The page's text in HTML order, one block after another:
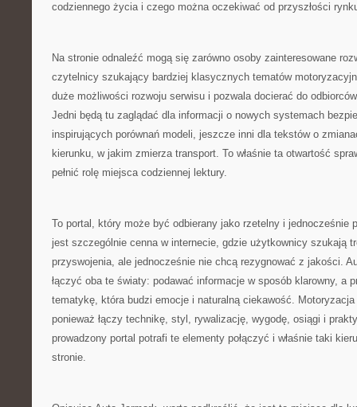
codziennego życia i czego można oczekiwać od przyszłości
Na stronie odnaleźć mogą się zarówno osoby zainteresowane
czytelnicy szukający bardziej klasycznych tematów
duże możliwości rozwoju serwisu i pozwala docierać do
Jedni będą tu zaglądać dla informacji o nowych systemach
inspirujących porównań modeli, jeszcze inni dla tekstów o
kierunku, w jakim zmierza transport. To właśnie ta otwartość
pełnić rolę miejsca codziennej lektury.
To portal, który może być odbierany jako rzetelny i jednocześnie
jest szczególnie cenna w internecie, gdzie użytkownicy szukają
przyswojenia, ale jednocześnie nie chcą rezygnować z jakości.
łączyć oba te światy: podawać informacje w sposób klarowny, a
tematykę, która budzi emocje i naturalną ciekawość.
ponieważ łączy technikę, styl, rywalizację, wygodę, osiągi i
prowadzony portal potrafi te elementy połączyć i właśnie taki
stronie.